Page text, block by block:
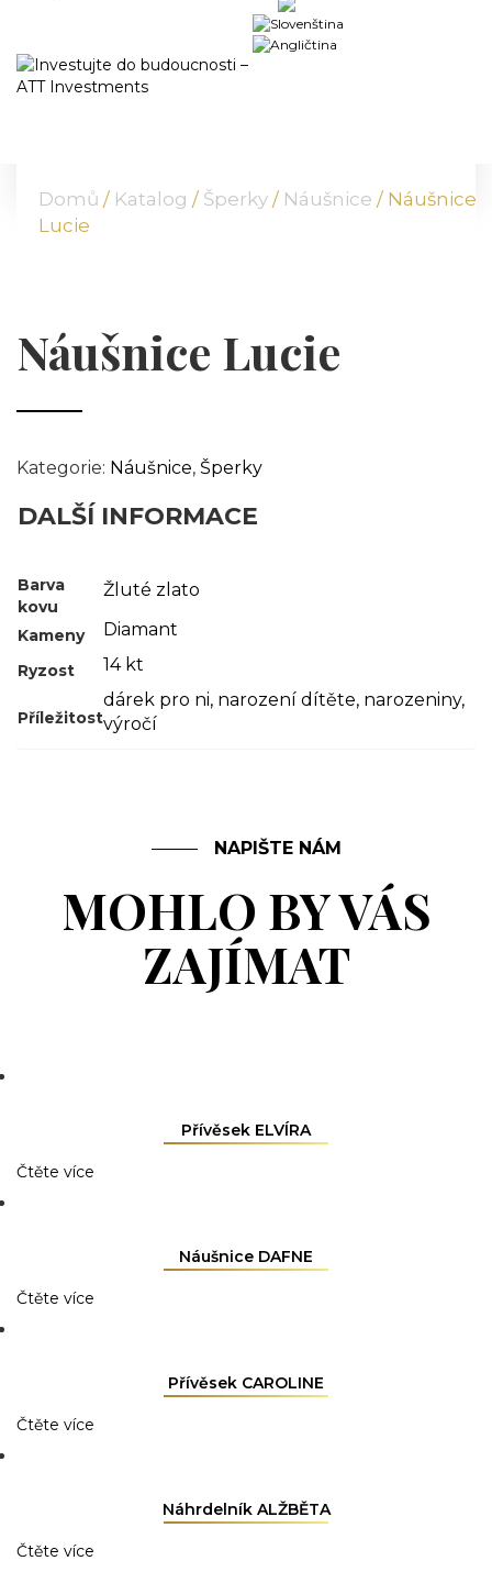
NABÍDKA
TVÁŘE ATT
MÉDIA
KONTAKT
Domů / Katalog / Šperky / Náušnice / Náušnice
Lucie
Náušnice Lucie
Kategorie: Náušnice, Šperky
DALŠÍ INFORMACE
Barva
kovu
Žluté zlato
Kameny Diamant
Ryzost 14 kt
Příležitost
dárek pro ni, narození dítěte, narozeniny,
výročí
NAPIŠTE NÁM
MOHLO BY VÁS
ZAJÍMAT
Přívěsek ELVÍRA
Čtěte více
Náušnice DAFNE
Čtěte více
Přívěsek CAROLINE
Čtěte více
Náhrdelník ALŽBĚTA
Čtěte více